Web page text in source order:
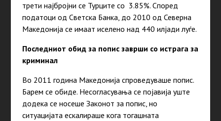
трети најбројни се Турците со 3.85%. Според
податоци од Светска Банка, до 2010 од Северна
Македонија се имаат иселено над 440 илјади луѓе.
Последниот обид за попис заврши со истрага за
криминал
Во 2011 година Македонија спроведуваше попис.
Барем се обиде. Несогласувања се појавија уште
додека се носеше Законот за попис, но
ситуацијата ескалираше кога тогашната